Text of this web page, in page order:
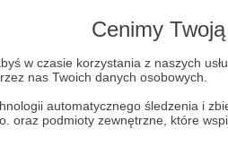
Cenimy
w czasie korzystania z naszych
nas Twoich danych osobowych.
automatycznego śledzenia i
oraz podmioty zewnętrzne, które
Zostań
Zaloguj